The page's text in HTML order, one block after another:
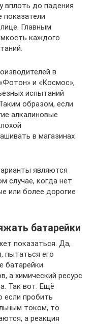
вплоть до падения
показатели
Главным
каждого
в
и «Космос»,
испытаний
образом, если
алкалиновые
в магазинах
являются
случае, когда нет
или более дорогие
батарейки
показаться. Да,
пытаться его
батарейки
а химический ресурс
Так вот. Ещё
если пробить
током, то
а реакция